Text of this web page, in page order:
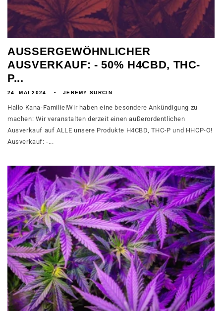
AUSSERGEWÖHNLICHER
AUSVERKAUF: - 50% H4CBD, THC-
P...
24. MAI 2024 JEREMY SURCIN
Hallo Kana-Familie!Wir haben eine besondere Ankündigung zu
machen: Wir veranstalten derzeit einen außerordentlichen
Ausverkauf auf ALLE unsere Produkte H4CBD, THC-P und HHCP-O!
Ausverkauf: -...